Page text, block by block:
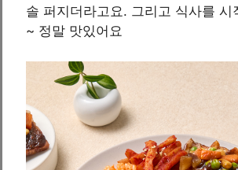
솔 퍼지더라고요. 그리고 식사를 시
~ 정말 맛있어요